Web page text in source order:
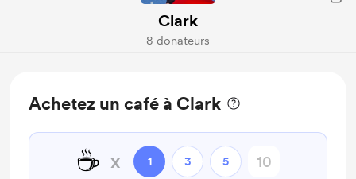
Clark
8 donateurs
Achetez un café à Clark
☕ x 1 3 5